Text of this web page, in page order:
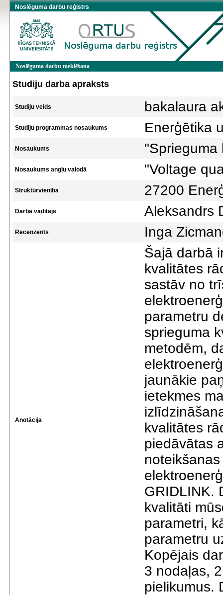
Noslēguma darbu reģistrs
Noslēguma darbu meklēšana
Studiju darba apraksts
Studiju veids bakalaura
Studiju programmas nosaukums Enerģētika
Nosaukums "Sprieguma
Nosaukums angļu valodā "Voltage
Struktūrvienība 27200
Darba vadītājs Aleksandrs
Recenzents Inga
Anotācija
Šajā darbā
kvalitātes
sastāv no
parametru
sprieguma
metodēm,
jaunākie
ietekmes
kvalitātes
piedāvātas
GRIDLINK.
kvalitāti
parametri,
parametru
Kopējais
3 nodaļas,
pielikumus.